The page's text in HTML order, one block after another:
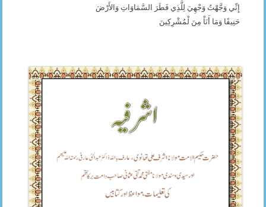
إِنِّي وَجَّهْتُ وَجْهِيَ لِلَّذِي فَطَرَ السَّمَاوَاتِ وَالأَرْضَ
حَنِيفًا وَمَا أَنَاْ مِنَ لْمُشْرِكِينَ